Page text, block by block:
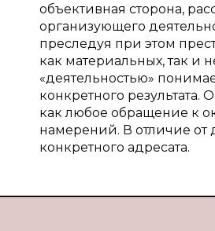
объективная сторона,
организующего
преследуя при этом
как материальных, так и
«деятельностью»
конкретного
как любое обращение к
намерений. В отличие от
конкретного адресата.